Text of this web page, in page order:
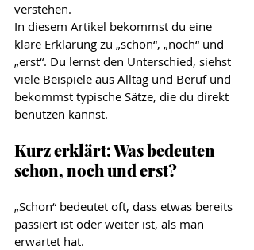
verstehen.
In diesem Artikel bekommst du eine
klare Erklärung zu „schon“, „noch“ und
„erst“. Du lernst den Unterschied, siehst
viele Beispiele aus Alltag und Beruf und
bekommst typische Sätze, die du direkt
benutzen kannst.
Kurz erklärt: Was bedeuten
schon, noch und erst?
„Schon“ bedeutet oft, dass etwas bereits
passiert ist oder weiter ist, als man
erwartet hat.